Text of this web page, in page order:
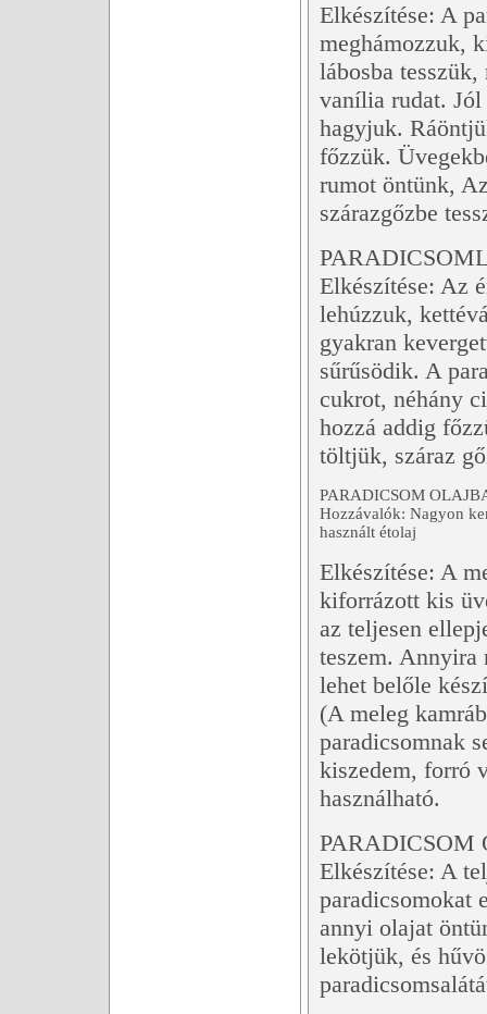
Elkészítése: A
meghámozzuk,
lábosba
vanília rudat.
hagyjuk.
főzzük.
rumot öntünk,
szárazgőzbe
Elkészítése: Az
lehúzzuk,
gyakran
sűrűsödik. A
cukrot, néhány
hozzá addig
töltjük, száraz
PARADICSOM
Hozzávalók: Nagyon
használt étolaj
Elkészítése: A
kiforrázott kis
az teljesen
teszem. Annyira
lehet belőle
(A meleg
paradicsomnak
kiszedem, forró
használható.
PARADICSOM
Elkészítése: A
paradicsomokat
annyi olajat
lekötjük, és